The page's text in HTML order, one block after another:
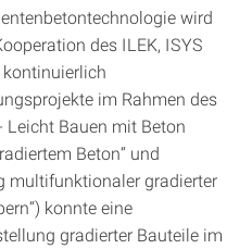
wird
des ILEK, ISYS
im Rahmen des
Leicht Bauen mit Beton
Beton“ und
multifunktionaler gradierter
konnte eine
gradierter Bauteile im